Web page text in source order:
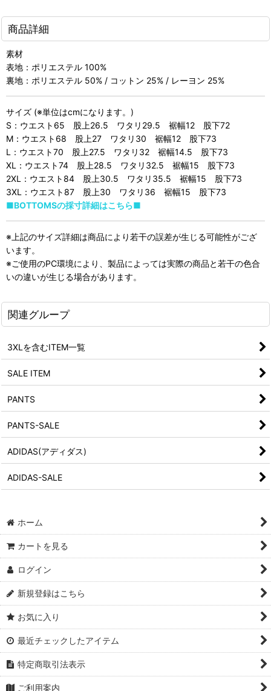
商品詳細
素材
表地：ポリエステル 100%
裏地：ポリエステル 50% / コットン 25% / レーヨン 25%
サイズ (※単位はcmになります。)
S：ウエスト65 股上26.5 ワタリ29.5 裾幅12 股下72
M：ウエスト68 股上27 ワタリ30 裾幅12 股下73
L：ウエスト70 股上27.5 ワタリ32 裾幅14.5 股下73
XL：ウエスト74 股上28.5 ワタリ32.5 裾幅15 股下73
2XL：ウエスト84 股上30.5 ワタリ35.5 裾幅15 股下73
3XL：ウエスト87 股上30 ワタリ36 裾幅15 股下73
■BOTTOMSの採寸詳細はこちら■
※上記のサイズ詳細は商品により若干の誤差が生じる可能性がござ
います。
※ご使用のPC環境により、製品によっては実際の商品と若干の色合
いの違いが生じる場合があります。
関連グループ
3XLを含むITEM一覧
SALE ITEM
PANTS
PANTS-SALE
ADIDAS(アディダス)
ADIDAS-SALE
ホーム
カートを見る
ログイン
新規登録はこちら
お気に入り
最近チェックしたアイテム
特定商取引法表示
ご利用案内